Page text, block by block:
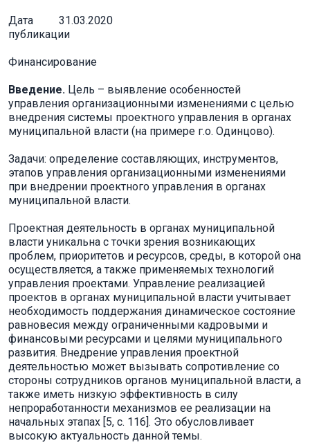
Дата
публикации
31.03.2020
Финансирование
Введение. Цель – выявление особенностей
управления организационными изменениями с целью
внедрения системы проектного управления в органах
муниципальной власти (на примере г.о. Одинцово).
Задачи: определение составляющих, инструментов,
этапов управления организационными изменениями
при внедрении проектного управления в органах
муниципальной власти.
Проектная деятельность в органах муниципальной
власти уникальна с точки зрения возникающих
проблем, приоритетов и ресурсов, среды, в которой она
осуществляется, а также применяемых технологий
управления проектами. Управление реализацией
проектов в органах муниципальной власти учитывает
необходимость поддержания динамическое состояние
равновесия между ограниченными кадровыми и
финансовыми ресурсами и целями муниципального
развития. Внедрение управления проектной
деятельностью может вызывать сопротивление со
стороны сотрудников органов муниципальной власти, а
также иметь низкую эффективность в силу
непроработанности механизмов ее реализации на
начальных этапах [5, c. 116]. Это обусловливает
высокую актуальность данной темы.